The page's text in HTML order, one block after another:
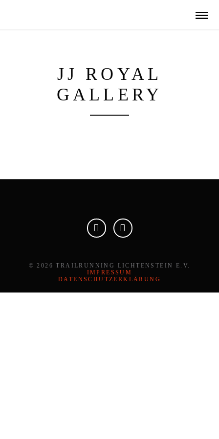
JJ ROYAL
GALLERY
© 2026 TRAILRUNNING LICHTENSTEIN E.V.
IMPRESSUM
DATENSCHUTZERKLÄRUNG